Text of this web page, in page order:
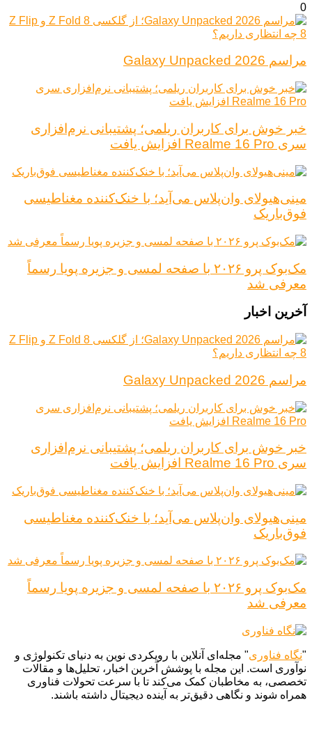
0
مراسم Galaxy Unpacked 2026
خبر خوش برای کاربران ریلمی؛ پشتیبانی نرم‌افزاری
سری Realme 16 Pro افزایش یافت
مینی‌هیولای وان‌پلاس می‌آید؛ با خنک‌کننده مغناطیسی
فوق‌باریک
مک‌بوک پرو ۲۰۲۶ با صفحه لمسی و جزیره پویا رسماً
معرفی شد
آخرین اخبار
مراسم Galaxy Unpacked 2026
خبر خوش برای کاربران ریلمی؛ پشتیبانی نرم‌افزاری
سری Realme 16 Pro افزایش یافت
مینی‌هیولای وان‌پلاس می‌آید؛ با خنک‌کننده مغناطیسی
فوق‌باریک
مک‌بوک پرو ۲۰۲۶ با صفحه لمسی و جزیره پویا رسماً
معرفی شد
"نگاه فناوری" مجله‌ای آنلاین با رویکردی نوین به دنیای تکنولوژی و
نوآوری است. این مجله با پوشش آخرین اخبار، تحلیل‌ها و مقالات
تخصصی، به مخاطبان کمک می‌کند تا با سرعت تحولات فناوری
همراه شوند و نگاهی دقیق‌تر به آینده دیجیتال داشته باشند.